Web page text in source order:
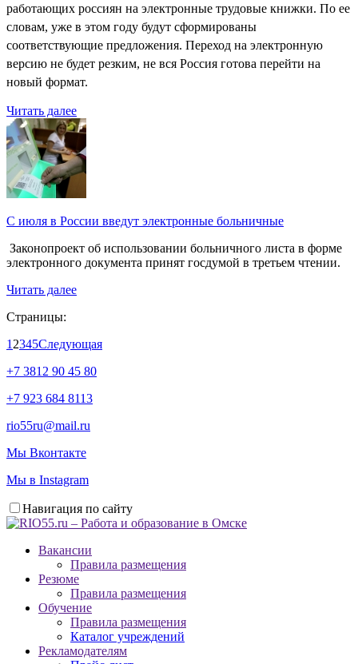
работающих россиян на электронные трудовые книжки. По ее
словам, уже в этом году будут сформированы
соответствующие предложения. Переход на электронную
версию не будет резким, не вся Россия готова перейти на
новый формат.
Читать далее
С июля в России введут электронные больничные
Законопроект об использовании больничного листа в форме
электронного документа принят госдумой в третьем чтении.
Читать далее
Страницы:
1 2345Следующая
+7 3812 90 45 80
+7 923 684 8113
rio55ru@mail.ru
Мы Вконтакте
Мы в Instagram
Навигация по сайту
Вакансии
Правила размещения
Резюме
Правила размещения
Обучение
Правила размещения
Каталог учреждений
Рекламодателям